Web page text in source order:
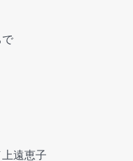
で
遠恵子